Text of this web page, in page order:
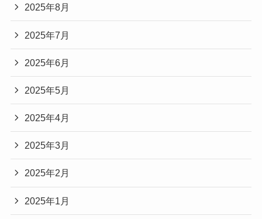
2025年8月
2025年7月
2025年6月
2025年5月
2025年4月
2025年3月
2025年2月
2025年1月